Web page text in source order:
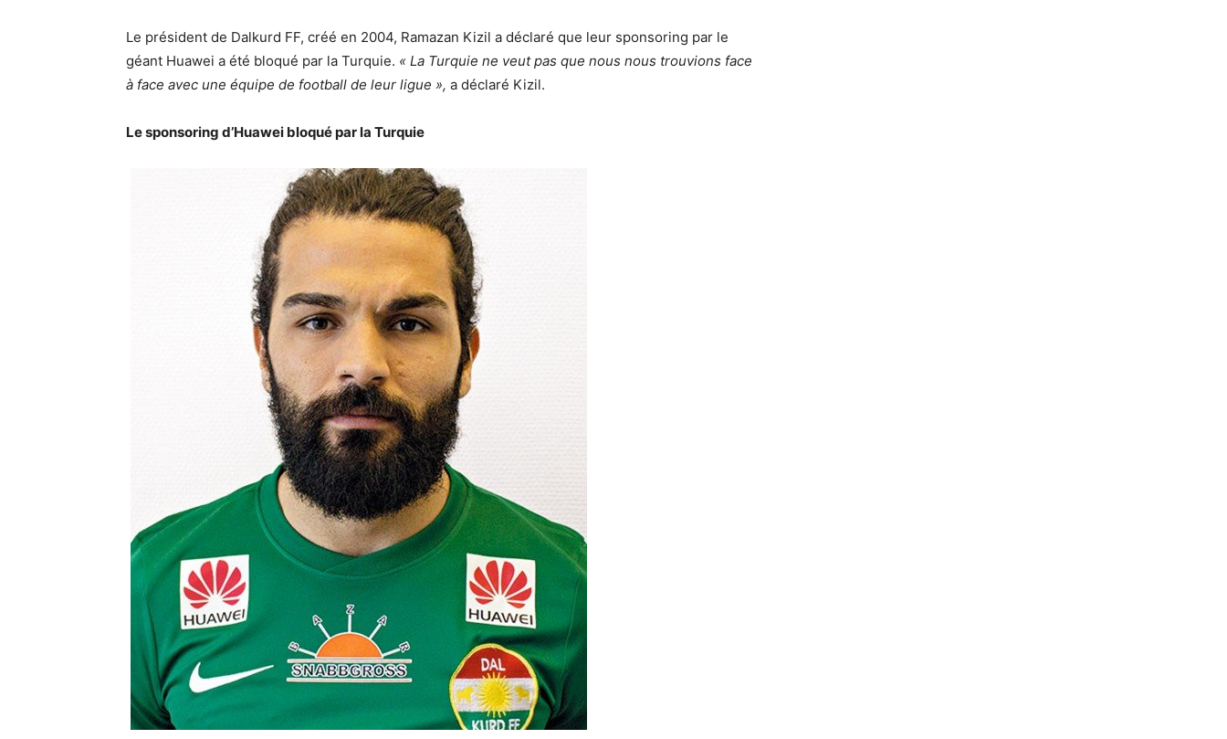
Le président de Dalkurd FF, créé en 2004, Ramazan Kizil a déclaré que leur sponsoring par le
géant Huawei a été bloqué par la Turquie. « La Turquie ne veut pas que nous nous trouvions face
à face avec une équipe de football de leur ligue », a déclaré Kizil.
Le sponsoring d’Huawei bloqué par la Turquie